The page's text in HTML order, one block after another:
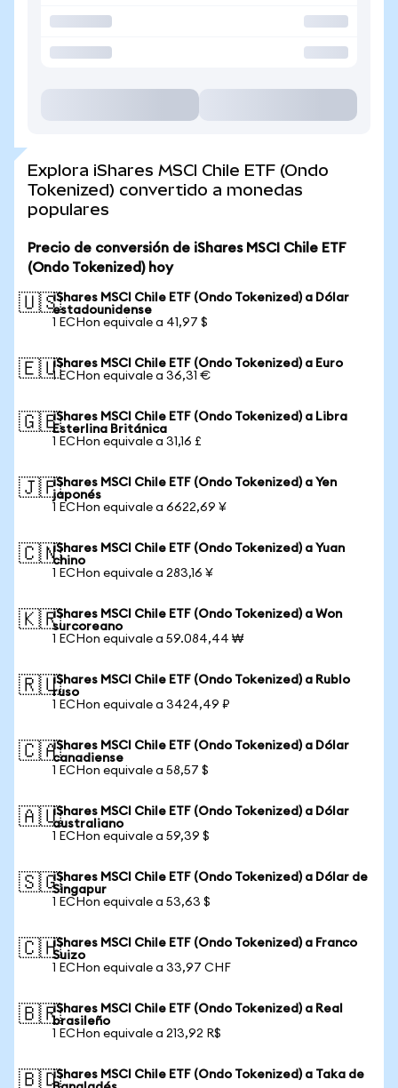
Explora iShares MSCI Chile ETF (Ondo
Tokenized) convertido a monedas
populares
Precio de conversión de iShares MSCI Chile ETF
(Ondo Tokenized) hoy
🇺🇸iShares MSCI Chile ETF (Ondo Tokenized) a Dólar
estadounidense
1 ECHon equivale a 41,97 $
🇪🇺iShares MSCI Chile ETF (Ondo Tokenized) a Euro
1 ECHon equivale a 36,31 €
🇬🇧iShares MSCI Chile ETF (Ondo Tokenized) a Libra
Esterlina Británica
1 ECHon equivale a 31,16 £
🇯🇵iShares MSCI Chile ETF (Ondo Tokenized) a Yen
japonés
1 ECHon equivale a 6622,69 ¥
🇨🇳iShares MSCI Chile ETF (Ondo Tokenized) a Yuan
chino
1 ECHon equivale a 283,16 ¥
🇰🇷iShares MSCI Chile ETF (Ondo Tokenized) a Won
surcoreano
1 ECHon equivale a 59.084,44 ₩
🇷🇺iShares MSCI Chile ETF (Ondo Tokenized) a Rublo
ruso
1 ECHon equivale a 3424,49 ₽
🇨🇦iShares MSCI Chile ETF (Ondo Tokenized) a Dólar
canadiense
1 ECHon equivale a 58,57 $
🇦🇺iShares MSCI Chile ETF (Ondo Tokenized) a Dólar
australiano
1 ECHon equivale a 59,39 $
🇸🇬iShares MSCI Chile ETF (Ondo Tokenized) a Dólar de
Singapur
1 ECHon equivale a 53,63 $
🇨🇭iShares MSCI Chile ETF (Ondo Tokenized) a Franco
Suizo
1 ECHon equivale a 33,97 CHF
🇧🇷iShares MSCI Chile ETF (Ondo Tokenized) a Real
brasileño
1 ECHon equivale a 213,92 R$
🇧🇩iShares MSCI Chile ETF (Ondo Tokenized) a Taka de